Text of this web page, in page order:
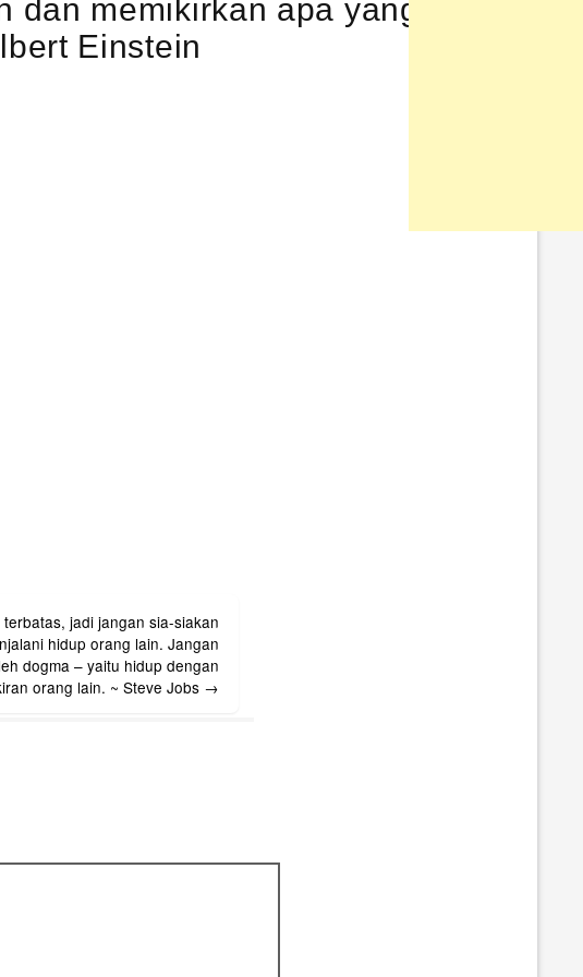
memikirkan apa yang tidak
dipikirkan orang lain. ~ Albert Einstein
terbatas, jadi jangan sia-siakan
hidup orang lain. Jangan
dogma – yaitu hidup dengan
orang lain. ~ Steve Jobs →